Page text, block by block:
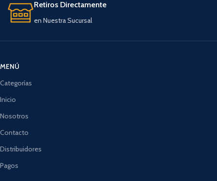
Retiros Directamente
en Nuestra Sucursal
MENÚ
Categorías
Inicio
Nosotros
Contacto
Distribuidores
Pagos